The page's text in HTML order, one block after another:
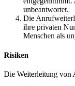
unbeantwortet.
Die
ihre privaten
Menschen als
Risiken
Die Weiterleitung von